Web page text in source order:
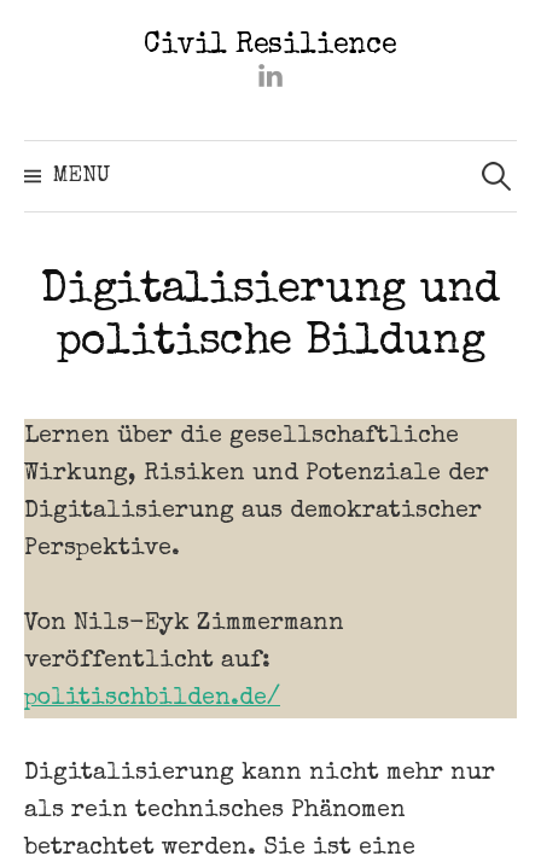
Civil Resilience
Titel)
MENU
for:
Digitalisierung und
politische Bildung
Lernen über die gesellschaftliche
Wirkung, Risiken und Potenziale der
Digitalisierung aus demokratischer
Perspektive.
Von Nils-Eyk Zimmermann
veröffentlicht auf:
politischbilden.de/
Digitalisierung kann nicht mehr nur
als rein technisches Phänomen
betrachtet werden. Sie ist eine